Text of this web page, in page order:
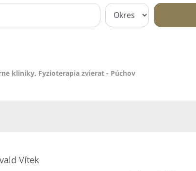
kliniky, Fyzioterapia zvierat - Púchov
Vítek